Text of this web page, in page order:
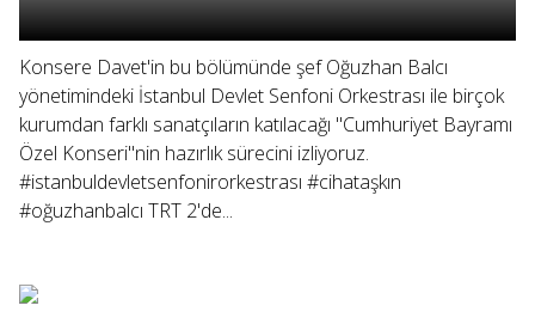
Konsere Davet'in bu bölümünde şef Oğuzhan Balcı
yönetimindeki İstanbul Devlet Senfoni Orkestrası ile birçok
kurumdan farklı sanatçıların katılacağı "Cumhuriyet Bayramı
Özel Konseri"nin hazırlık sürecini izliyoruz.
#istanbuldevletsenfonirorkestrası #cihataşkın
#oğuzhanbalcı TRT 2'de...